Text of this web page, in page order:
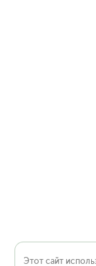
Этот сайт